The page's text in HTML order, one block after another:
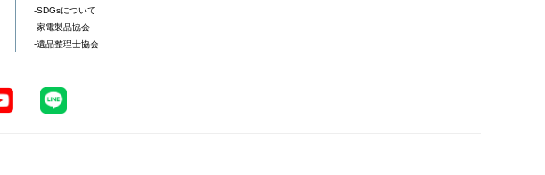
-SDGsについて
-家電製品協会
-遺品整理士協会